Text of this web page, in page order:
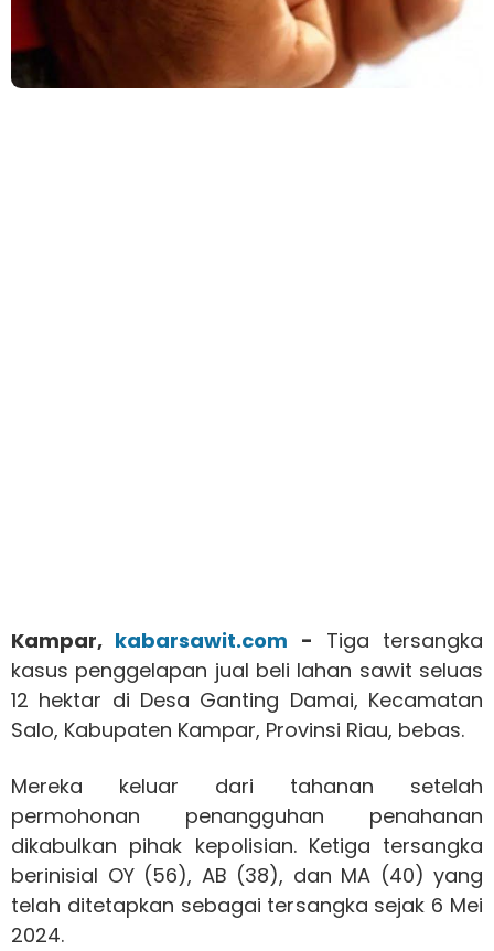
Kampar, kabarsawit.com - Tiga tersangka
kasus penggelapan jual beli lahan sawit seluas
12 hektar di Desa Ganting Damai, Kecamatan
Salo, Kabupaten Kampar, Provinsi Riau, bebas.
Mereka keluar dari tahanan setelah
permohonan penangguhan penahanan
dikabulkan pihak kepolisian. Ketiga tersangka
berinisial OY (56), AB (38), dan MA (40) yang
telah ditetapkan sebagai tersangka sejak 6 Mei
2024.